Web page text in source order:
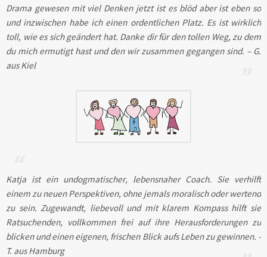
Drama gewesen mit viel Denken jetzt ist es blöd aber ist eben so
und inzwischen habe ich einen ordentlichen Platz. Es ist wirklich
toll, wie es sich geändert hat. Danke dir für den tollen Weg, zu dem
du mich ermutigt hast und den wir zusammen gegangen sind. – G.
aus Kiel
Katja ist ein undogmatischer, lebensnaher Coach. Sie verhilft
einem zu neuen Perspektiven, ohne jemals moralisch oder wertend
zu sein. Zugewandt, liebevoll und mit klarem Kompass hilft sie
Ratsuchenden, vollkommen frei auf ihre Herausforderungen zu
blicken und einen eigenen, frischen Blick aufs Leben zu gewinnen. -
T. aus Hamburg